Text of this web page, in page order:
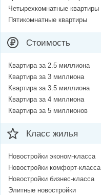
Четырехкомнатные квартиры
Пятикомнатные квартиры
Стоимость
Квартира за 2.5 миллиона
Квартира за 3 миллиона
Квартира за 3.5 миллиона
Квартира за 4 миллиона
Квартира за 5 миллионов
Класс жилья
Новостройки эконом-класса
Новостройки комфорт-класса
Новостройки бизнес-класса
Элитные новостройки